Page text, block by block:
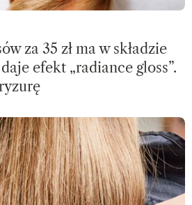
za 35 zł ma w składzie
efekt „radiance gloss”.